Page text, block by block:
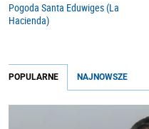
Pogoda Santa Eduwiges (La
Hacienda)
POPULARNE NAJNOWSZE